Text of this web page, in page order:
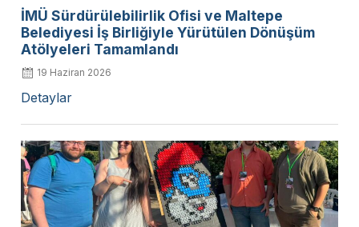
İMÜ Sürdürülebilirlik Ofisi ve Maltepe
Belediyesi İş Birliğiyle Yürütülen Dönüşüm
Atölyeleri Tamamlandı
19 Haziran 2026
Detaylar